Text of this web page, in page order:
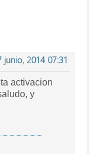
junio, 2014 07:31
activacion
y